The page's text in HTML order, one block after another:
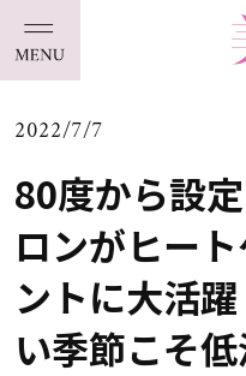
2022/7/7
80度から設
ロンがヒー
ントに大活
い季節こそ